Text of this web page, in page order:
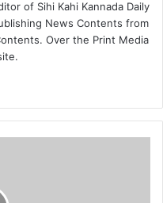
of Sihi Kahi Kannada Daily
News Contents from
Over the Print Media